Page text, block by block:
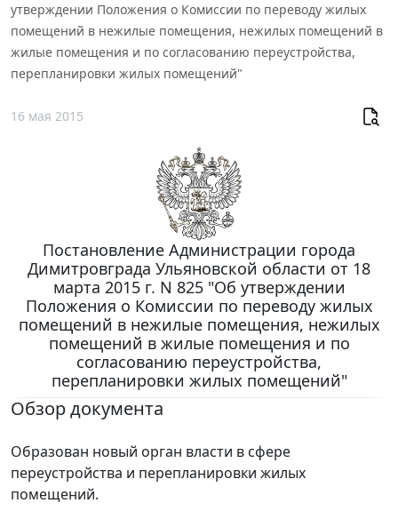
утверждении Положения о Комиссии по переводу жилых
помещений в нежилые помещения, нежилых помещений в
жилые помещения и по согласованию переустройства,
перепланировки жилых помещений"
16 мая 2015
Постановление Администрации города
Димитровграда Ульяновской области от 18
марта 2015 г. N 825 "Об утверждении
Положения о Комиссии по переводу жилых
помещений в нежилые помещения, нежилых
помещений в жилые помещения и по
согласованию переустройства,
перепланировки жилых помещений"
Обзор документа
Образован новый орган власти в сфере
переустройства и перепланировки жилых
помещений.